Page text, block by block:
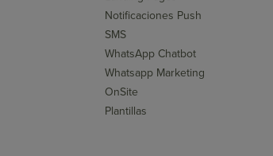
Notificaciones Push
SMS
WhatsApp Chatbot
Whatsapp Marketing
OnSite
Plantillas